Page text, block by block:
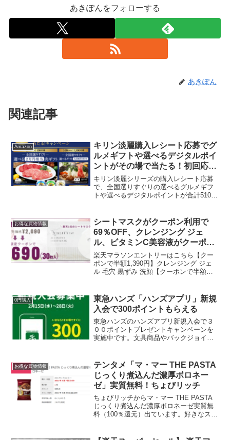
あきぽんをフォローする
あきぽん
関連記事
Amazon
キリン淡麗購入レシート応募でグ
ルメギフトや選べるデジタルポイ
ントがその場で当たる！初回応募
で30円必ずもらえる！
キリン淡麗シリーズの購入レシート応募
で、全国選りすぐりの選べるグルメギフ
トや選べるデジタルポイントが合計5100
ース・6缶パック）淡麗プラチナダブル
350...
お得な買物情報
シートマスクがクーポン利用で
69％OFF、クレンジング ジェ
ル、ビタミンC美容液がクーポン
で利用で50％OFF
楽天マラソンエントリーはこちら【クー
ポンで半額1,390円】クレンジング ジェ
ル 毛穴 黒ずみ 洗顔【クーポンで半額
洗顔不要 セール 50％OFF S...
0円購入
東急ハンズ「ハンズアプリ」新規
入会で300ポイントもらえる
東急ハンズのハンズアプリ新規入会で３
００ポイントプレゼントキャンペーンを
実施中です。文具商品やバックジョイが
月15日(水)～2月28日(火)本日からのお得
情報をお知...
お得な買物情報
テンタメ「マ・マー THE PASTA
じっくり煮込んだ濃厚ボロネー
ゼ」実質無料！ちょびリッチ
ちょびリッチからマ・マー THE PASTA
じっくり煮込んだ濃厚ボロネーゼ実質無
料（100％還元）出ています。好きなスー